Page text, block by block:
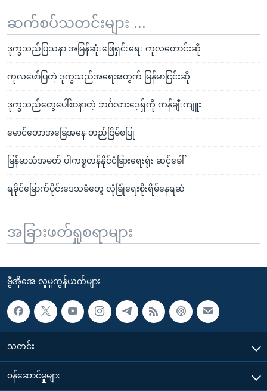
ဆက်စပ်သတင်းများ ...
ဒုက္ခသည်ပြသနာ အမြန်ဆုံးဖြေရှင်းရေး ကုလတောင်းဆို
ကုလဖော်ပြတဲ့ ဒုက္ခသည်အရေအတွက် မြန်မာငြင်းဆို
ဒုက္ခသည်တွေပေါ်စာနာတဲ့ ဘင်္ဂလားဒေ့ရှ်ကို ကန်ချီးကျူး
မောင်တောအခြေအနေ တည်ငြိမ်စပြု
မြန်မာသံအမတ် ပါကစ္စတန်နိုင်ငံခြားရေးရုံး ဆင့်ခေါ်
ရခိုင်မြောက်ပိုင်းဒေသခံတွေ လုံခြုံရေးစိုးရိမ်နေရဆဲ
အခြားဖတ်ရှုစရာများ
ဗွီအိုအေ လူမှုကွန်ယက်များ
သတင်း
၀န်ဆောင်မှုများ